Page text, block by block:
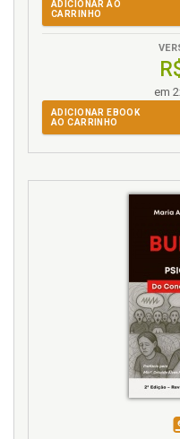
Subjetividade.
constitutivo do
Sujeito. Escrita na
Sujeito. Linguagem
sujeito, p. 45
T
Trabalho
Vida. Escrita de
envelhecimento, p. 69
ADICIONAR AO
CARRINHO
em
ADICIONAR EBOOK
AO CARRINHO